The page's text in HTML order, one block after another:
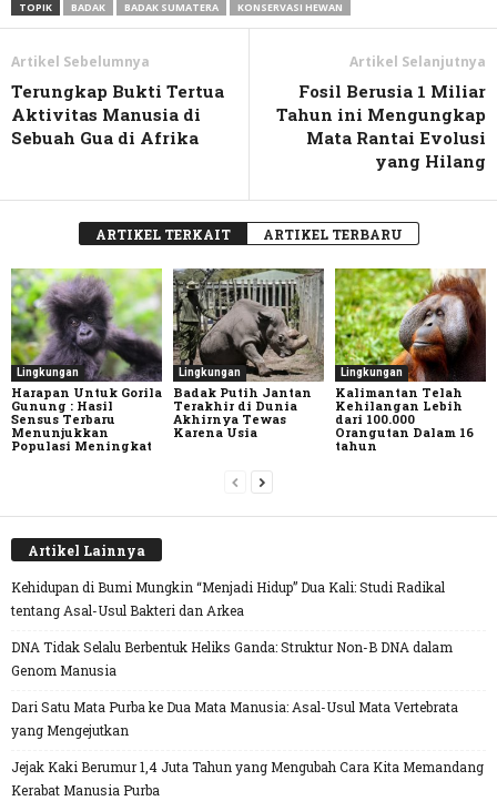
TOPIK BADAK BADAK SUMATERA KONSERVASI HEWAN
Artikel Sebelumnya
Terungkap Bukti Tertua
Aktivitas Manusia di
Sebuah Gua di Afrika
Artikel Selanjutnya
Fosil Berusia 1 Miliar
Tahun ini Mengungkap
Mata Rantai Evolusi
yang Hilang
ARTIKEL TERKAIT ARTIKEL TERBARU
Lingkungan
Harapan Untuk Gorila
Gunung : Hasil
Sensus Terbaru
Menunjukkan
Populasi Meningkat
Lingkungan
Badak Putih Jantan
Terakhir di Dunia
Akhirnya Tewas
Karena Usia
Lingkungan
Kalimantan Telah
Kehilangan Lebih
dari 100.000
Orangutan Dalam 16
tahun
Artikel Lainnya
Kehidupan di Bumi Mungkin “Menjadi Hidup” Dua Kali: Studi Radikal
tentang Asal-Usul Bakteri dan Arkea
DNA Tidak Selalu Berbentuk Heliks Ganda: Struktur Non-B DNA dalam
Genom Manusia
Dari Satu Mata Purba ke Dua Mata Manusia: Asal-Usul Mata Vertebrata
yang Mengejutkan
Jejak Kaki Berumur 1,4 Juta Tahun yang Mengubah Cara Kita Memandang
Kerabat Manusia Purba